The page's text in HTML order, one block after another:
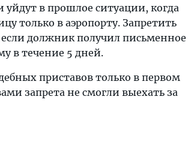
в прошлое ситуации, когда
только в аэропорту. Запретить
должник получил письменное
в течение 5 дней.
приставов только в первом
запрета не смогли выехать за